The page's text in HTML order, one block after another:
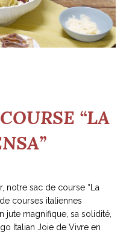
“LA
notre sac de course “La
courses italiennes
jute magnifique, sa solidité,
Italian Joie de Vivre en